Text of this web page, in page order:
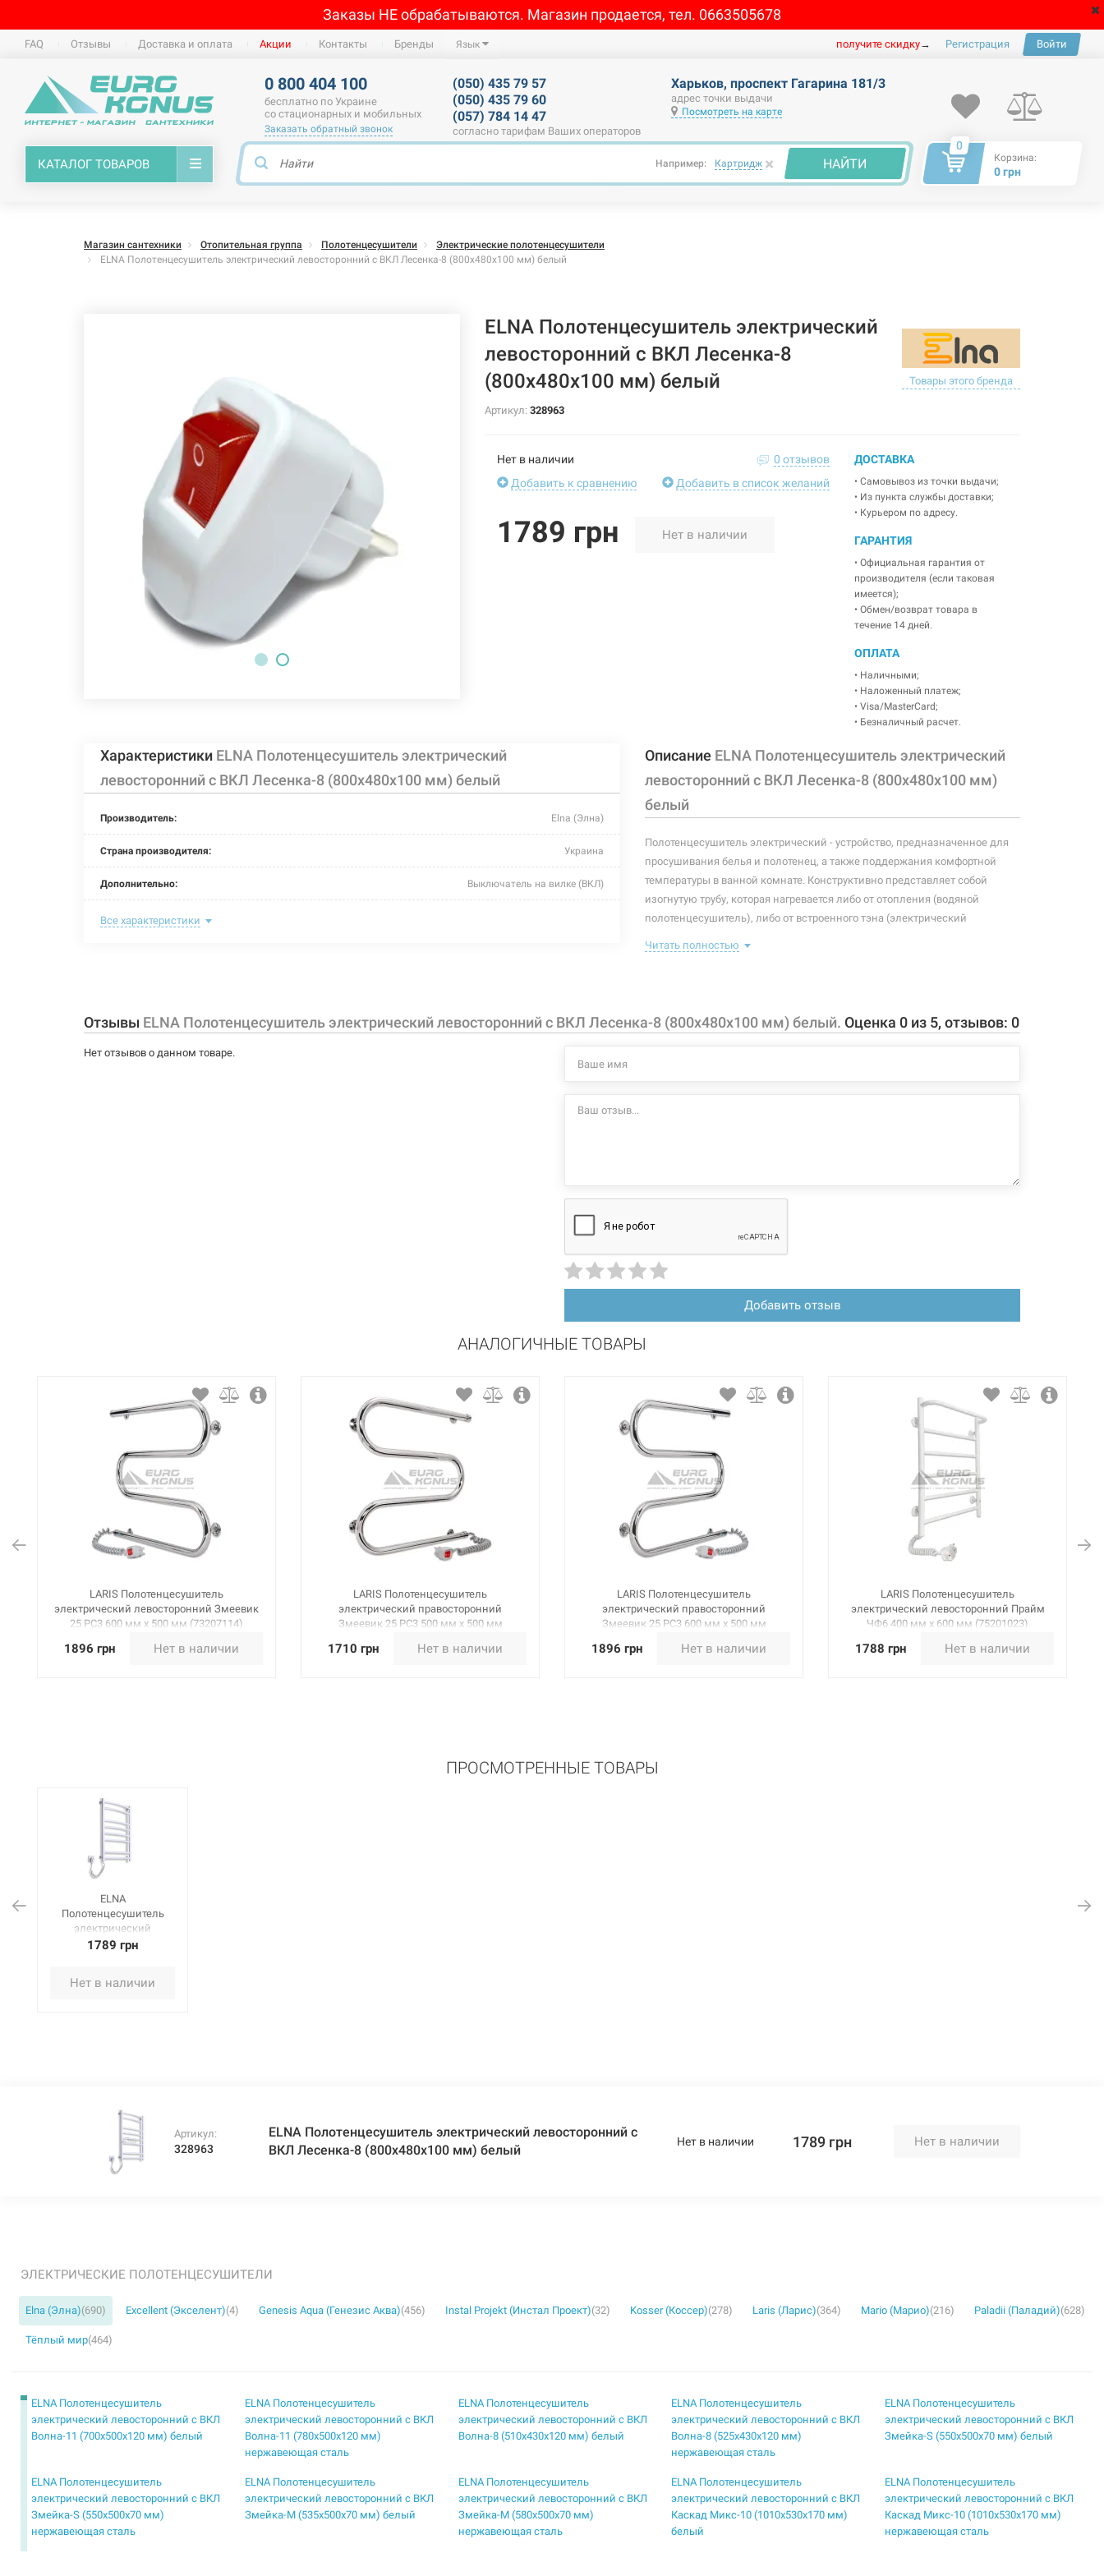
Заказы НЕ обрабатываются. Магазин продается, тел. 0663505678
FAQ Отзывы Доставка и оплата Акции Контакты Бренды Язык получите скидку→ Регистрация Войти
0 800 404 100
бесплатно по Украине
со стационарных и мобильных
Заказать обратный звонок
(050) 435 79 57
(050) 435 79 60
(057) 784 14 47
согласно тарифам Ваших операторов
Харьков, проспект Гагарина 181/3
адрес точки выдачи
Посмотреть на карте
КАТАЛОГ ТОВАРОВ Например: Картридж × НАЙТИ
0
Корзина:
0 грн
Магазин сантехники Отопительная группа Полотенцесушители
Электрические полотенцесушители
ELNA Полотенцесушитель электрический левосторонний с ВКЛ Лесенка-8 (800х480х100 мм) белый
ELNA Полотенцесушитель электрический
левосторонний с ВКЛ Лесенка-8
(800х480х100 мм) белый
Товары этого бренда
Артикул: 328963
Нет в наличии
0 отзывов
Добавить к сравнению
Добавить в список желаний
1789 грн Нет в наличии
ДОСТАВКА
• Самовывоз из точки выдачи;
• Из пункта службы доставки;
• Курьером по адресу.
ГАРАНТИЯ
• Официальная гарантия от
производителя (если таковая
имеется);
• Обмен/возврат товара в
течение 14 дней.
ОПЛАТА
• Наличными;
• Наложенный платеж;
• Visa/MasterCard;
• Безналичный расчет.
Характеристики ELNA Полотенцесушитель электрический
левосторонний с ВКЛ Лесенка-8 (800х480х100 мм) белый
Производитель: Elna (Элна)
Страна производителя: Украина
Дополнительно: Выключатель на вилке (ВКЛ)
Цвет:
800 мм
Мощность:
стационарный
порошковая краска
Все характеристики
Описание ELNA Полотенцесушитель электрический
левосторонний с ВКЛ Лесенка-8 (800х480х100 мм)
белый
Полотенцесушитель электрический - устройство, предназначенное для
просушивания белья и полотенец, а также поддержания комфортной
температуры в ванной комнате. Конструктивно представляет собой
изогнутую трубу, которая нагревается либо от отопления (водяной
полотенцесушитель), либо от встроенного тэна (электрический
полотенцесушитель станет незаменимым элементом интерьера.
производителем изменения, магазин ответственности не несет.
Читать полностью
Отзывы ELNA Полотенцесушитель электрический левосторонний с ВКЛ Лесенка-8 (800х480х100 мм) белый. Оценка 0 из 5, отзывов: 0
Нет отзывов о данном товаре.
Добавить отзыв
АНАЛОГИЧНЫЕ ТОВАРЫ
LARIS Полотенцесушитель
электрический левосторонний Змеевик
25 PC3 600 мм х 500 мм (73207114)
1896 грн Нет в наличии
LARIS Полотенцесушитель
электрический правосторонний
Змеевик 25 PC3 500 мм х 500 мм
1710 грн Нет в наличии
LARIS Полотенцесушитель
электрический правосторонний
Змеевик 25 PC3 600 мм х 500 мм
1896 грн Нет в наличии
LARIS Полотенцесушитель
электрический левосторонний Прайм
ЧФ6 400 мм х 600 мм (75201023)
1788 грн Нет в наличии
ПРОСМОТРЕННЫЕ ТОВАРЫ
ELNA
Полотенцесушитель
электрический
левосторонний с ВКЛ
белый
1789 грн
Нет в наличии
Артикул:
328963
ELNA Полотенцесушитель электрический левосторонний с
ВКЛ Лесенка-8 (800х480х100 мм) белый
Нет в наличии 1789 грн Нет в наличии
ЭЛЕКТРИЧЕСКИЕ ПОЛОТЕНЦЕСУШИТЕЛИ
Elna (Элна)(690) Excellent (Экселент)(4) Genesis Aqua (Генезис Аква)(456) Instal Projekt (Инстал Проект)(32) Kosser (Коссер)(278) Laris (Ларис)(364) Mario (Марио)(216) Paladii (Паладий)(628)
Тёплый мир(464)
ELNA Полотенцесушитель
электрический левосторонний с ВКЛ
Волна-11 (700х500х120 мм) белый
ELNA Полотенцесушитель
электрический левосторонний с ВКЛ
Волна-11 (780х500х120 мм)
нержавеющая сталь
ELNA Полотенцесушитель
электрический левосторонний с ВКЛ
Волна-8 (510х430х120 мм) белый
ELNA Полотенцесушитель
электрический левосторонний с ВКЛ
Волна-8 (525х430х120 мм)
нержавеющая сталь
ELNA Полотенцесушитель
электрический левосторонний с ВКЛ
Змейка-S (550х500х70 мм) белый
ELNA Полотенцесушитель
электрический левосторонний с ВКЛ
Змейка-S (550х500х70 мм)
нержавеющая сталь
ELNA Полотенцесушитель
электрический левосторонний с ВКЛ
Змейка-М (535х500х70 мм) белый
ELNA Полотенцесушитель
электрический левосторонний с ВКЛ
Змейка-М (580х500х70 мм)
нержавеющая сталь
ELNA Полотенцесушитель
электрический левосторонний с ВКЛ
Каскад Микс-10 (1010х530х170 мм)
белый
ELNA Полотенцесушитель
электрический левосторонний с ВКЛ
Каскад Микс-10 (1010х530х170 мм)
нержавеющая сталь